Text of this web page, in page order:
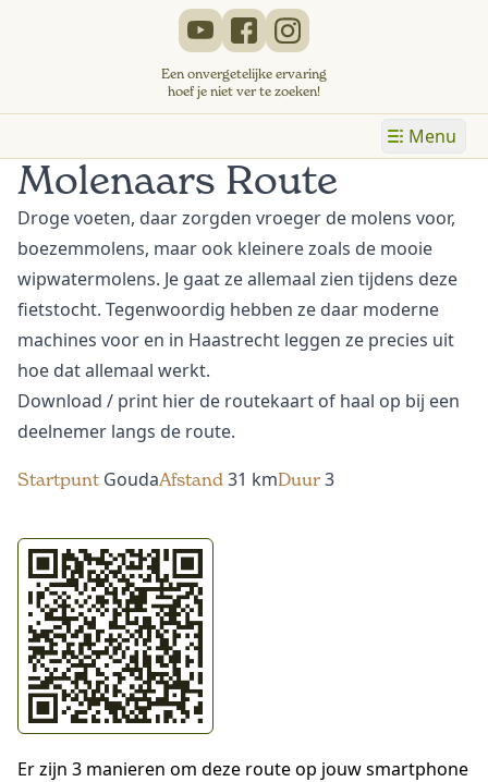
Een onvergetelijke ervaring
hoef je niet ver te zoeken!
Menu
Molenaars Route
Droge voeten, daar zorgden vroeger de molens voor,
boezemmolens, maar ook kleinere zoals de mooie
wipwatermolens. Je gaat ze allemaal zien tijdens deze
fietstocht. Tegenwoordig hebben ze daar moderne
machines voor en in Haastrecht leggen ze precies uit
hoe dat allemaal werkt.
Download / print hier de routekaart of haal op bij een
deelnemer langs de route.
Startpunt GoudaAfstand 31 kmDuur 3
Er zijn 3 manieren om deze route op jouw smartphone